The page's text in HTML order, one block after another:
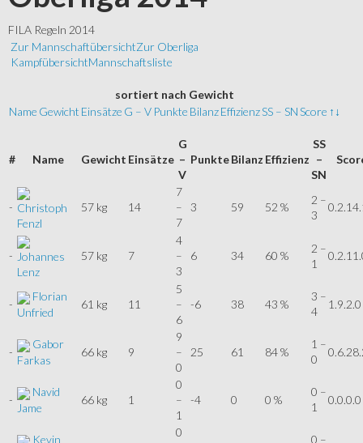
FILA Regeln 2014
Zur MannschaftübersichtZur Oberliga
KampfübersichtMannschaftsliste
sortiert nach Gewicht
Name Gewicht Einsätze G – V Punkte BilanzEffizienzSS – SNScore ↑↓
# Name Gewicht Einsätze
G
–
V
PunkteBilanz Effizienz
SS
–
SN
- Christoph
Fenzl
57 kg 14
7
–
7
3 59 52 %
2 –
3
- Johannes
Lenz
57 kg 7
4
–
3
6 34 60 %
2 –
1
-
Florian
Unfried
61 kg 11
5
–
6
-6 38 43 %
3 –
4
1.9.2.0
-
Gabor
Farkas
66 kg 9
9
–
0
25 61 84 %
1 –
0
-
Navid
Jame
66 kg 1
0
–
1
-4 0 0 %
0 –
1
0.0.0.0
Kevin
0
0 –